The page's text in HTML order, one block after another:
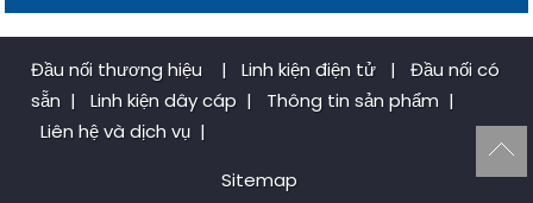
Đầu nối thương hiệu | Linh kiện điện tử |
Đầu nối có
sẵn | Linh kiện dây cáp | Thông tin sản phẩm |
Liên hệ và dịch vụ |
Sitemap